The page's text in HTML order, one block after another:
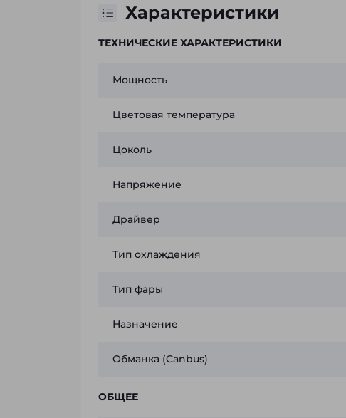
Характеристики
ТЕХНИЧЕСКИЕ ХАРАКТЕРИСТИКИ
Мощность
Цветовая температура
Цоколь
Напряжение
Драйвер
Тип охлаждения
Тип фары
Назначение
Обманка (Canbus)
ОБЩЕЕ